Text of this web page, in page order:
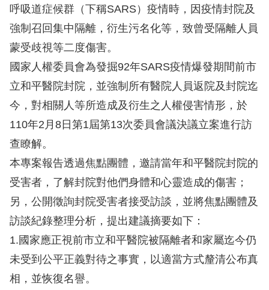
公
陳
情
申
權
資
料
無
障
礙
快
呼吸道症候群（下稱SARS）疫情時，因疫情封院及
強制召回集中隔離，衍生污名化等，致曾受隔離人員
蒙受歧視等二度傷害。
國家人權委員會為發掘92年SARS疫情爆發期間前市
立和平醫院封院，並強制所有醫院人員返院及封院迄
今，對相關人等所造成及衍生之人權侵害情形，於
110年2月8日第1屆第13次委員會議決議立案進行訪
查瞭解。
本專案報告透過焦點團體，邀請當年和平醫院封院的
受害者，了解封院對他們身體和心靈造成的傷害；
另，公開徵詢封院受害者接受訪談，並將焦點團體及
訪談紀錄整理分析，提出建議摘要如下：
1.國家應正視前市立和平醫院被隔離者和家屬迄今仍
未受到公平正義對待之事實，以適當方式釐清公布真
相，並恢復名譽。